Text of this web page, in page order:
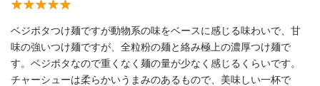
ベジポタつけ麺ですが動物系の味をベースに感じる味わいで、甘
味の強いつけ麺ですが、全粒粉の麺と絡み極上の濃厚つけ麺で
す。ベジポタなので重くなく麺の量が少なく感じるくらいです。
チャーシューは柔らかいうまみのあるもので、美味しい一杯で